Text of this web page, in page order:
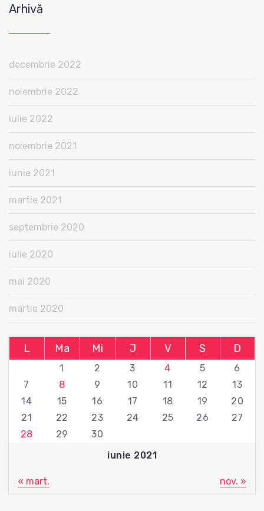
Arhivă
decembrie 2022
noiembrie 2022
iulie 2022
noiembrie 2021
iunie 2021
martie 2021
septembrie 2020
iulie 2020
mai 2020
martie 2020
iunie 2021
L Ma Mi J V S D
1 2 3 4 5
6
7
8 9 10 11 12
13
14
15 16 17 18 19
20
21
22 23 24 25 26
27
28
29 30
« mart. nov. »